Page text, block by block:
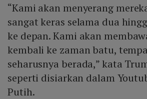
“Kami akan menyerang
sangat keras selama dua
ke depan. Kami akan
kembali ke zaman batu,
seharusnya berada,” kata
seperti disiarkan dalam
Putih.